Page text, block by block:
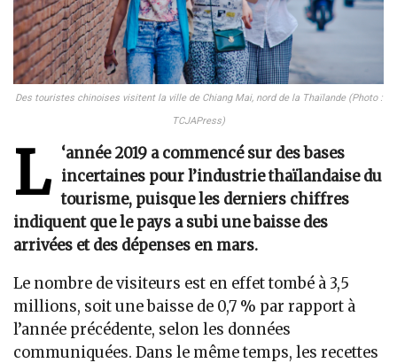
Des touristes chinoises visitent la ville de Chiang Mai, nord de la Thaïlande (Photo :
TCJAPress)
L
‘année 2019 a commencé sur des bases
incertaines pour l’industrie thaïlandaise du
tourisme, puisque les derniers chiffres
indiquent que le pays a subi une baisse des
arrivées et des dépenses en mars.
Le nombre de visiteurs est en effet tombé à 3,5
millions, soit une baisse de 0,7 % par rapport à
l’année précédente, selon les données
communiquées. Dans le même temps, les recettes